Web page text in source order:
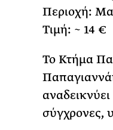
Περιοχή:
Τιμή: ~ 14 €
Το Κτήμα
σύγχρονες,